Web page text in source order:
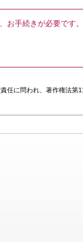
お手続きが必要です。
任に問われ、著作権法第